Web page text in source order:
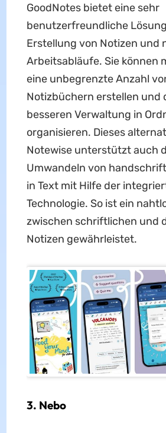
GoodNotes bietet eine sehr
benutzerfreundliche
Erstellung von Notizen und
Arbeitsabläufe. Sie können
eine unbegrenzte Anzahl
Notizbüchern erstellen und
besseren Verwaltung in
organisieren. Dieses
Notewise unterstützt auch
Umwandeln von
in Text mit Hilfe der
Technologie. So ist ein
zwischen schriftlichen und
Notizen gewährleistet.
3. Nebo